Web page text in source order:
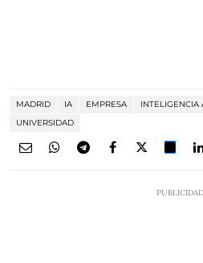
MADRID IA EMPRESA INTELIGENCIA
UNIVERSIDAD